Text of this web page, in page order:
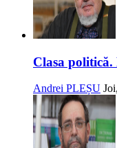
Clasa
Andrei PLEȘU